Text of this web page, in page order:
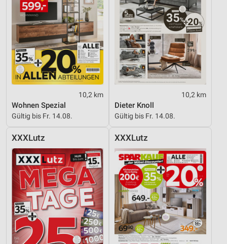
10,2 km
Wohnen Spezial
Gültig bis Fr. 14.08.
10,2 km
Dieter Knoll
Gültig bis Fr. 14.08.
XXXLutz XXXLutz